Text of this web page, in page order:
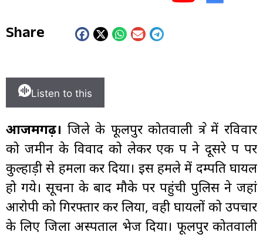
Share
Listen to this
आजमगढ़। जिले के फूलपुर कोतवाली क्षेत्र में रविवार
को जमीन के विवाद को लेकर एक पक्ष ने दूसरे पक्ष पर
कुल्हाड़ी से हमला कर दिया। इस हमले में दम्पति घायल
हो गये। सूचना के बाद मौके पर पहुंची पुलिस ने जहां
आरोपी को गिरफ्तार कर लिया, वही घायलों को उपचार
के लिए जिला अस्पताल भेज दिया। फूलपुर कोतवाली